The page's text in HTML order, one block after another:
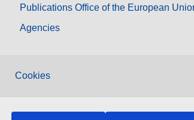
Publications Office of the European
Agencies
Cookies